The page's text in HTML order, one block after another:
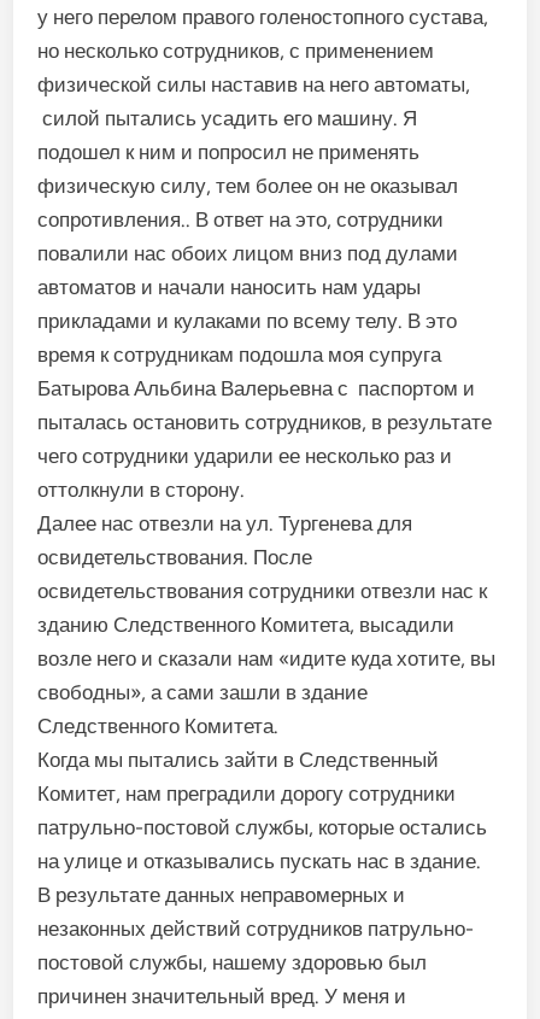
у него перелом правого голеностопного сустава,
но несколько сотрудников, с применением
физической силы наставив на него автоматы,
силой пытались усадить его машину. Я
подошел к ним и попросил не применять
физическую силу, тем более он не оказывал
сопротивления.. В ответ на это, сотрудники
повалили нас обоих лицом вниз под дулами
автоматов и начали наносить нам удары
прикладами и кулаками по всему телу. В это
время к сотрудникам подошла моя супруга
Батырова Альбина Валерьевна с паспортом и
пыталась остановить сотрудников, в результате
чего сотрудники ударили ее несколько раз и
оттолкнули в сторону.
Далее нас отвезли на ул. Тургенева для
освидетельствования. После
освидетельствования сотрудники отвезли нас к
зданию Следственного Комитета, высадили
возле него и сказали нам «идите куда хотите, вы
свободны», а сами зашли в здание
Следственного Комитета.
Когда мы пытались зайти в Следственный
Комитет, нам преградили дорогу сотрудники
патрульно-постовой службы, которые остались
на улице и отказывались пускать нас в здание.
В результате данных неправомерных и
незаконных действий сотрудников патрульно-
постовой службы, нашему здоровью был
причинен значительный вред. У меня и